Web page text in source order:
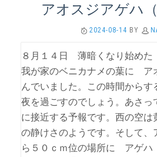
アオスジアゲハ
2024-08-14 BY
８月１４日 薄暗くなり始めた
我が家のベニカナメの葉に
んでいました。この時間からす
夜を過ごすのでしょう。あさっ
に接近する予報です。西の空は
の静けさのようです。そして
ら５０ｃｍ位の場所に アゲ